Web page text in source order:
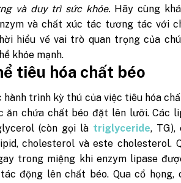
và duy trì sức khỏe. Hãy cùng
và chất xúc tác tương tác với
hiểu về vai trò quan trọng của
khỏe mạnh.
tiêu hóa chất béo
hành trình kỳ thú của việc tiêu hóa
ăn chứa chất béo đặt lên lưỡi. Các
(còn gọi là triglyceride, TG),
cholesterol và este cholesterol.
trong miệng khi enzym lipase
động lên chất béo. Qua cổ họng,